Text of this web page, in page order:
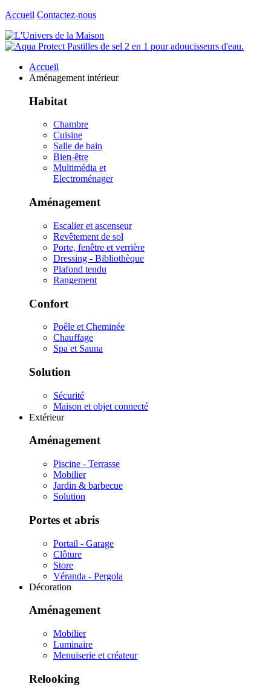
Accueil Contactez-nous
Accueil
Aménagement intérieur
Habitat
Chambre
Cuisine
Salle de bain
Bien-être
Multimédia et
Electroménager
Aménagement
Escalier et ascenseur
Revêtement de sol
Porte, fenêtre et verrière
Dressing - Bibliothèque
Plafond tendu
Rangement
Confort
Poêle et Cheminée
Chauffage
Spa et Sauna
Solution
Sécurité
Maison et objet connecté
Extérieur
Aménagement
Piscine - Terrasse
Mobilier
Jardin & barbecue
Solution
Portes et abris
Portail - Garage
Clôture
Store
Véranda - Pergola
Décoration
Aménagement
Mobilier
Luminaire
Menuiserie et créateur
Relooking